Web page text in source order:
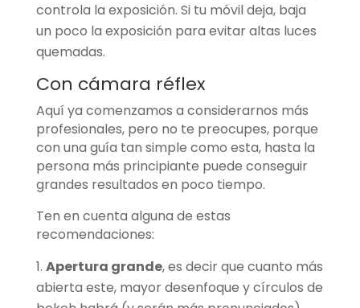
controla la exposición. Si tu móvil deja, baja
un poco la exposición para evitar altas luces
quemadas.
Con cámara réflex
Aquí ya comenzamos a considerarnos más
profesionales, pero no te preocupes, porque
con una guía tan simple como esta, hasta la
persona más principiante puede conseguir
grandes resultados en poco tiempo.
Ten en cuenta alguna de estas
recomendaciones:
Apertura grande, es decir que cuanto más
abierta este, mayor desenfoque y círculos de